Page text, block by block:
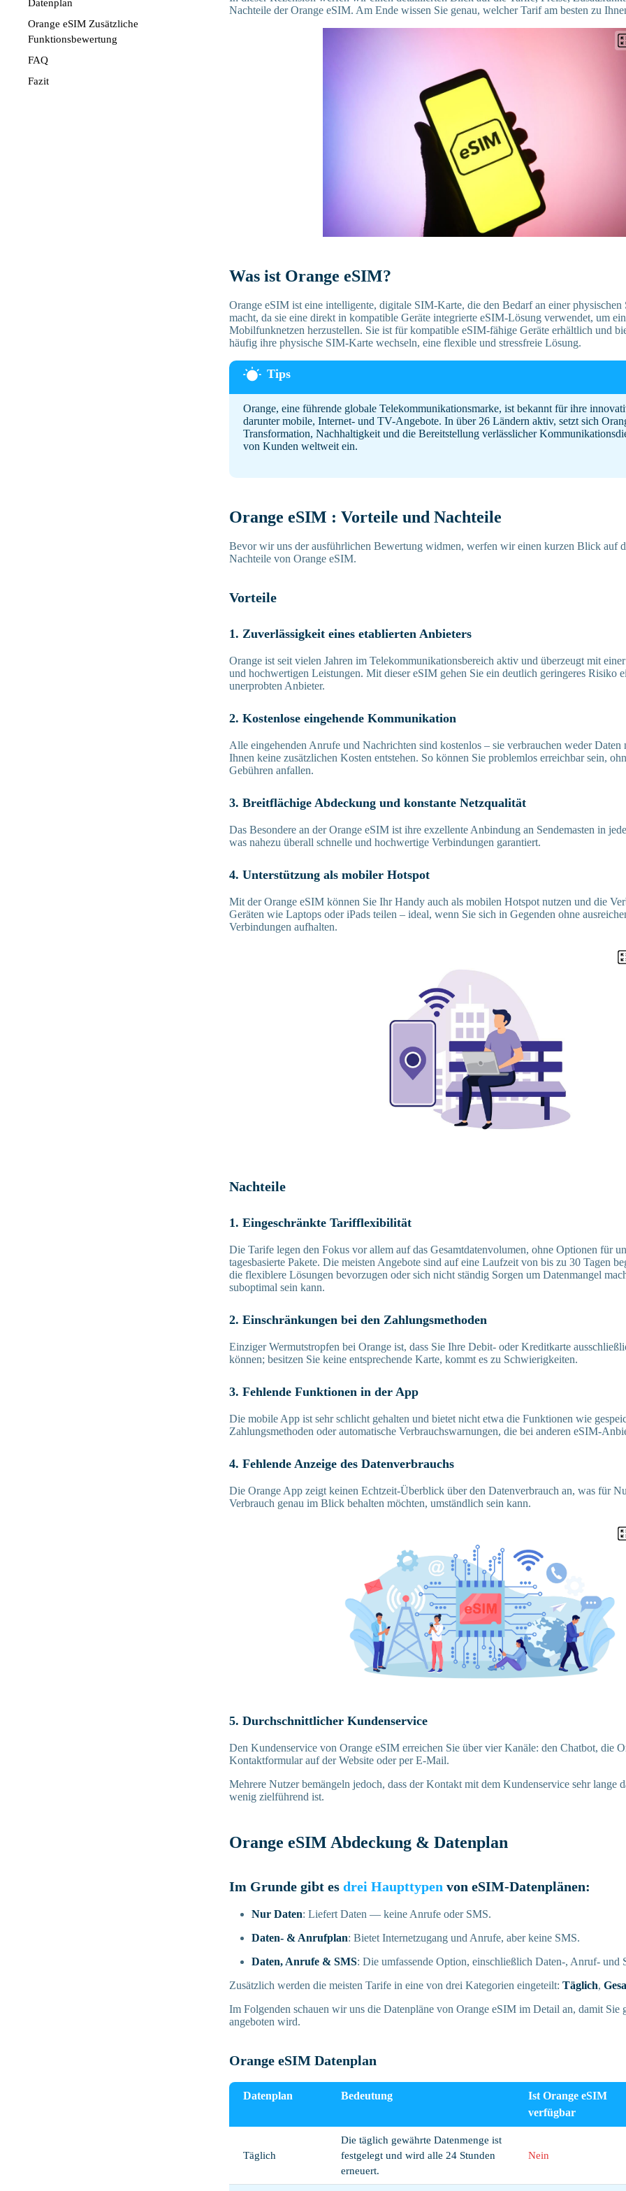
Datenplan
Orange eSIM Zusätzliche
Funktionsbewertung
FAQ
Fazit
Nachteile der Orange eSIM. Am Ende wissen Sie genau, welcher Tarif am besten zu
Was ist Orange eSIM?
Orange eSIM ist eine intelligente, digitale SIM-Karte, die den Bedarf an einer
macht, da sie eine direkt in kompatible Geräte integrierte eSIM-Lösung verwendet, um
Mobilfunknetzen herzustellen. Sie ist für kompatible eSIM-fähige Geräte erhältlich und
häufig ihre physische SIM-Karte wechseln, eine flexible und stressfreie Lösung.
Orange, eine führende globale Telekommunikationsmarke, ist bekannt für ihre
darunter mobile, Internet- und TV-Angebote. In über 26 Ländern aktiv, setzt sich
Transformation, Nachhaltigkeit und die Bereitstellung verlässlicher
von Kunden weltweit ein.
Orange eSIM : Vorteile und Nachteile
Bevor wir uns der ausführlichen Bewertung widmen, werfen wir einen kurzen Blick auf
Nachteile von Orange eSIM.
Vorteile
1. Zuverlässigkeit eines etablierten Anbieters
Orange ist seit vielen Jahren im Telekommunikationsbereich aktiv und überzeugt mit
und hochwertigen Leistungen. Mit dieser eSIM gehen Sie ein deutlich geringeres Risiko
unerprobten Anbieter.
2. Kostenlose eingehende Kommunikation
Alle eingehenden Anrufe und Nachrichten sind kostenlos – sie verbrauchen weder Daten
Ihnen keine zusätzlichen Kosten entstehen. So können Sie problemlos erreichbar sein,
Gebühren anfallen.
3. Breitflächige Abdeckung und konstante Netzqualität
Das Besondere an der Orange eSIM ist ihre exzellente Anbindung an Sendemasten in
was nahezu überall schnelle und hochwertige Verbindungen garantiert.
4. Unterstützung als mobiler Hotspot
Mit der Orange eSIM können Sie Ihr Handy auch als mobilen Hotspot nutzen und die
Geräten wie Laptops oder iPads teilen – ideal, wenn Sie sich in Gegenden ohne
Verbindungen aufhalten.
Nachteile
1. Eingeschränkte Tarifflexibilität
Die Tarife legen den Fokus vor allem auf das Gesamtdatenvolumen, ohne Optionen für
tagesbasierte Pakete. Die meisten Angebote sind auf eine Laufzeit von bis zu 30 Tagen
die flexiblere Lösungen bevorzugen oder sich nicht ständig Sorgen um Datenmangel
suboptimal sein kann.
2. Einschränkungen bei den Zahlungsmethoden
Einziger Wermutstropfen bei Orange ist, dass Sie Ihre Debit- oder Kreditkarte
können; besitzen Sie keine entsprechende Karte, kommt es zu Schwierigkeiten.
3. Fehlende Funktionen in der App
Die mobile App ist sehr schlicht gehalten und bietet nicht etwa die Funktionen wie
Zahlungsmethoden oder automatische Verbrauchswarnungen, die bei anderen eSIM-
4. Fehlende Anzeige des Datenverbrauchs
Die Orange App zeigt keinen Echtzeit-Überblick über den Datenverbrauch an, was für
Verbrauch genau im Blick behalten möchten, umständlich sein kann.
5. Durchschnittlicher Kundenservice
Den Kundenservice von Orange eSIM erreichen Sie über vier Kanäle: den Chatbot, die
Kontaktformular auf der Website oder per E-Mail.
Mehrere Nutzer bemängeln jedoch, dass der Kontakt mit dem Kundenservice sehr lange
wenig zielführend ist.
Orange eSIM Abdeckung & Datenplan
Im Grunde gibt es drei Haupttypen von eSIM-Datenplänen:
Nur Daten: Liefert Daten — keine Anrufe oder SMS.
Daten- & Anrufplan: Bietet Internetzugang und Anrufe, aber keine SMS.
Daten, Anrufe & SMS: Die umfassende Option, einschließlich Daten-, Anruf- und
Zusätzlich werden die meisten Tarife in eine von drei Kategorien eingeteilt: Täglich,
Im Folgenden schauen wir uns die Datenpläne von Orange eSIM im Detail an, damit Sie
angeboten wird.
Orange eSIM Datenplan
Datenplan Bedeutung
Ist Orange eSIM
verfügbar
Täglich
Die täglich gewährte Datenmenge ist
festgelegt und wird alle 24 Stunden
erneuert.
Nein